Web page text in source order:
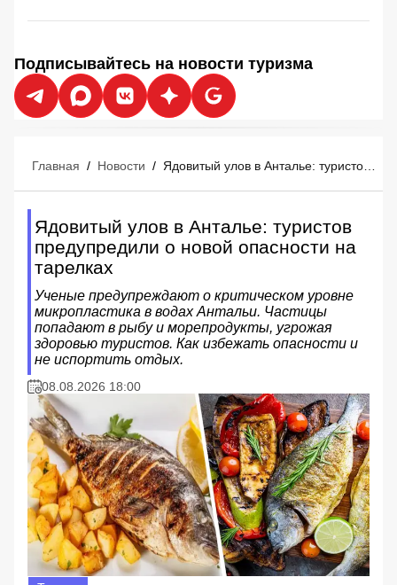
Подписывайтесь на новости туризма
Главная / Новости /
Ядовитый улов в Анталье: туристов
предупредили о новой опасности на
тарелках
Ученые предупреждают о критическом уровне
микропластика в водах Антальи. Частицы
попадают в рыбу и морепродукты, угрожая
здоровью туристов. Как избежать опасности и
не испортить отдых.
08.08.2026 18:00